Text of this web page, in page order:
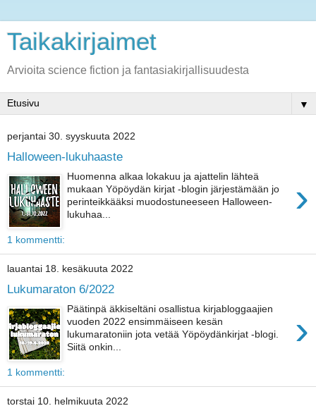
Taikakirjaimet
Arvioita science fiction ja fantasiakirjallisuudesta
▼
perjantai 30. syyskuuta 2022
Halloween-lukuhaaste
›
Huomenna alkaa lokakuu ja ajattelin lähteä
mukaan Yöpöydän kirjat -blogin järjestämään jo
perinteikkääksi muodostuneeseen Halloween-
lukuhaa...
1 kommentti:
lauantai 18. kesäkuuta 2022
Lukumaraton 6/2022
›
Päätinpä äkkiseltäni osallistua kirjabloggaajien
vuoden 2022 ensimmäiseen kesän
lukumaratoniin jota vetää Yöpöydänkirjat -blogi.
Siitä onkin...
1 kommentti:
torstai 10. helmikuuta 2022